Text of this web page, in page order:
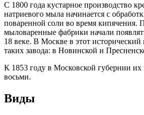
С 1800 года кустарное производство
натриевого мыла начинается с
поваренной соли во время кипячения.
мыловаренные фабрики начали
18 веке. В Москве в этот исторический
таких завода: в Новинской и
К 1853 году в Московской губернии их
восьми.
Виды